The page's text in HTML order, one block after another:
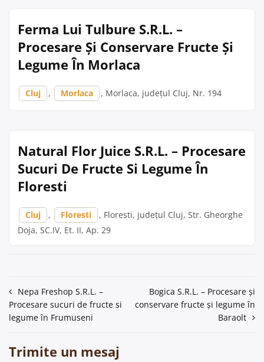
Ferma Lui Tulbure S.R.L. –
Procesare Și Conservare Fructe Și
Legume În Morlaca
Cluj , Morlaca , Morlaca, județul Cluj, Nr. 194
Natural Flor Juice S.R.L. – Procesare
Sucuri De Fructe Si Legume În
Floresti
Cluj , Floresti
, Floresti, județul Cluj, Str. Gheorghe
Doja, SC.IV, Et. II, Ap. 29
Navigare
în
Nepa Freshop S.R.L. –
Procesare sucuri de fructe si
legume în Frumuseni
Bogica S.R.L. – Procesare și
conservare fructe și legume în
Baraolt
Trimite un mesaj